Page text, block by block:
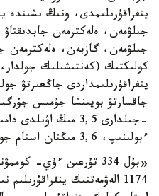
ينفراقۇرىلىمدى، ونىڭ ىشىندە
جىلۋمەن، ەلەكترمەن
جىلۋمەن، گازبەن، ەلەكترمەن
كولىكتىك (كەنتىشىلىك
ينفراقۇرىلىمداردى جاڭعىرتۋ
ءبولىنىپ، 3,6 مىڭنان استام جوبا ىسكە اسىرىلدى.
«بۇل 334 تۇرعىن ءۇي-